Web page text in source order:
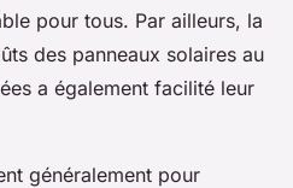
pour tous. Par ailleurs, la
des panneaux solaires au
a également facilité leur
généralement pour